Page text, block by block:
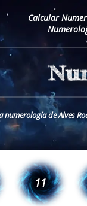
Calcular
numerología de Alves